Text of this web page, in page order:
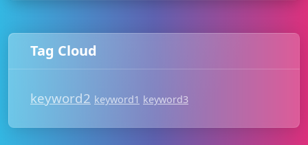
Tag Cloud
keyword2 keyword1 keyword3